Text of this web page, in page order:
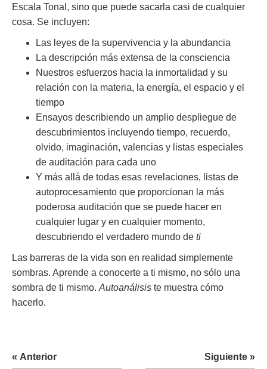
Escala Tonal, sino que puede sacarla casi de cualquier
cosa. Se incluyen:
Las leyes de la supervivencia y la abundancia
La descripción más extensa de la consciencia
Nuestros esfuerzos hacia la inmortalidad y su
relación con la materia, la energía, el espacio y el
tiempo
Ensayos describiendo un amplio despliegue de
descubrimientos incluyendo tiempo, recuerdo,
olvido, imaginación, valencias y listas especiales
de auditación para cada uno
Y más allá de todas esas revelaciones, listas de
autoprocesamiento que proporcionan la más
poderosa auditación que se puede hacer en
cualquier lugar y en cualquier momento,
descubriendo el verdadero mundo de ti
Las barreras de la vida son en realidad simplemente
sombras. Aprende a conocerte a ti mismo, no sólo una
sombra de ti mismo. Autoanálisis te muestra cómo
hacerlo.
« Anterior Siguiente »